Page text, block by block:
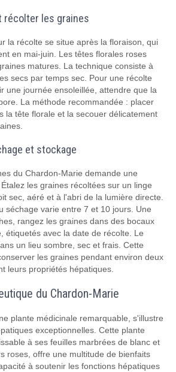
récolter les graines
la récolte se situe après la floraison, qui
en mai-juin. Les têtes florales roses
matures. La technique consiste à
secs par temps sec. Pour une récolte
une journée ensoleillée, attendre que la
La méthode recommandée : placer
la tête florale et la secouer délicatement
et stockage
du Chardon-Marie demande une
les graines récoltées sur un linge
sec, aéré et à l'abri de la lumière directe.
séchage varie entre 7 et 10 jours. Une
rangez les graines dans des bocaux
étiquetés avec la date de récolte. Le
un lieu sombre, sec et frais. Cette
les graines pendant environ deux
leurs propriétés hépatiques.
du Chardon-Marie
plante médicinale remarquable, s'illustre
exceptionnelles. Cette plante
à ses feuilles marbrées de blanc et
roses, offre une multitude de bienfaits
à soutenir les fonctions hépatiques